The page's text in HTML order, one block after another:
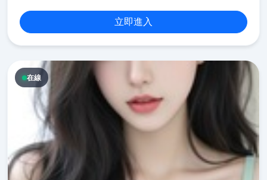
立即進入
在線